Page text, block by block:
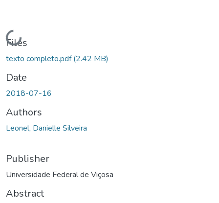
Loading...
Files
texto completo.pdf(2.42 MB)
Date
2018-07-16
Authors
Leonel, Danielle Silveira
Publisher
Universidade Federal de Viçosa
Abstract